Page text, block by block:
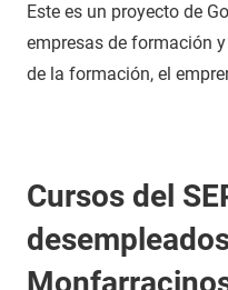
Este es un proyecto de
empresas de formación
de la formación, el
Cursos del